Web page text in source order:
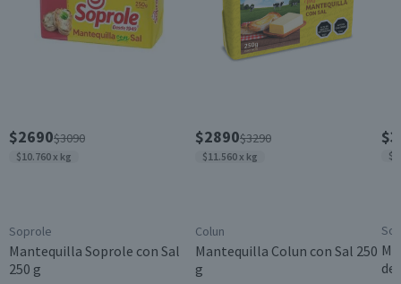
$2690$3090
$10.760 x kg
Soprole
Mantequilla Soprole con Sal
250 g
$2890$3290
$11.560 x kg
Colun
Mantequilla Colun con Sal 250
g
de